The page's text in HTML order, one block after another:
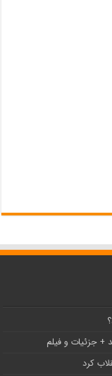
جزئیات و فیلم